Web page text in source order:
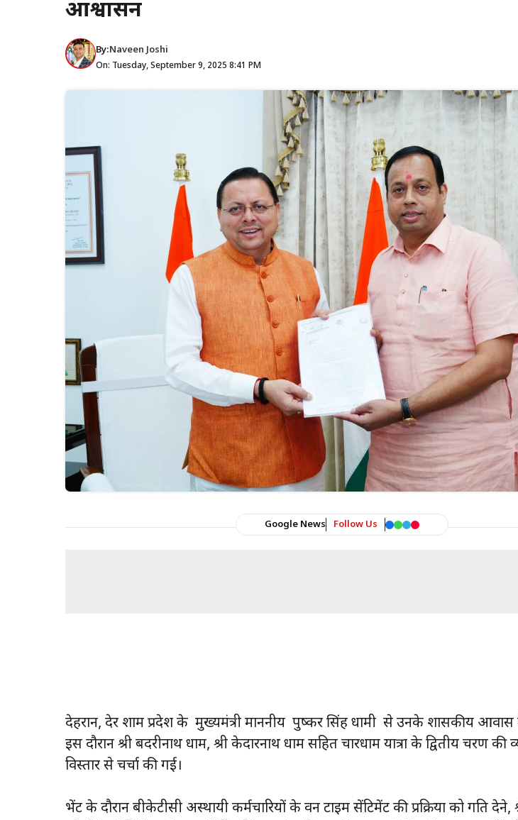
आश्वासन
By:Naveen Joshi
On: Tuesday, September 9, 2025 8:41 PM
Google News Follow Us
देहरादून, देर शाम प्रदेश के मुख्यमंत्री माननीय पुष्कर सिंह धामी से उनके शासकीय आवास
इस दौरान श्री बदरीनाथ धाम, श्री केदारनाथ धाम सहित चारधाम यात्रा के द्वितीय चरण
विस्तार से चर्चा की गई।
भेंट के दौरान बीकेटीसी अस्थायी कर्मचारियों के वन टाइम सेंटिमेंट की प्रक्रिया को गति देने,